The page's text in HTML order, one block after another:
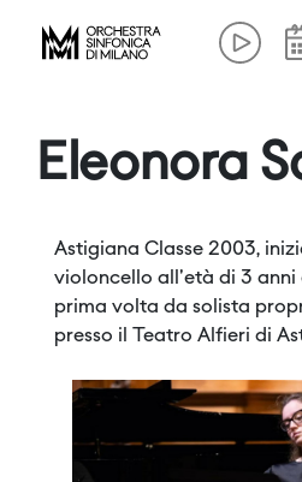
Eleonora
Astigiana Classe 2003,
violoncello all'età di 3 anni
prima volta da solista
presso il Teatro Alfieri di